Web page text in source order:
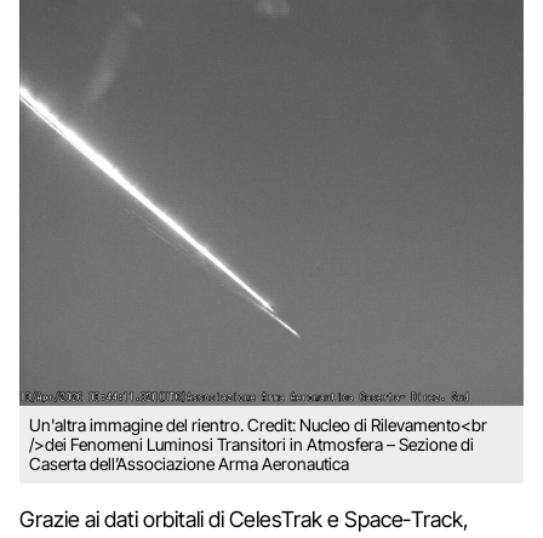
Un'altra immagine del rientro. Credit: Nucleo di Rilevamento<br
/>dei Fenomeni Luminosi Transitori in Atmosfera – Sezione di
Caserta dell’Associazione Arma Aeronautica
Grazie ai dati orbitali di CelesTrak e Space‑Track,